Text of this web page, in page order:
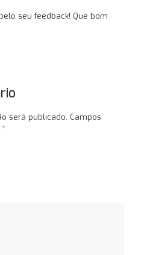
seu feedback! Que bom
será publicado. Campos
*